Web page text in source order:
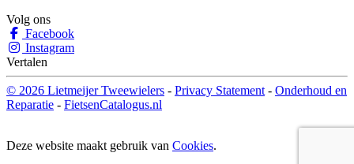
Volg ons
Facebook
Instagram
Vertalen
© 2026 Lietmeijer Tweewielers - Privacy Statement - Onderhoud en
Reparatie - FietsenCatalogus.nl
Deze website maakt gebruik van Cookies.